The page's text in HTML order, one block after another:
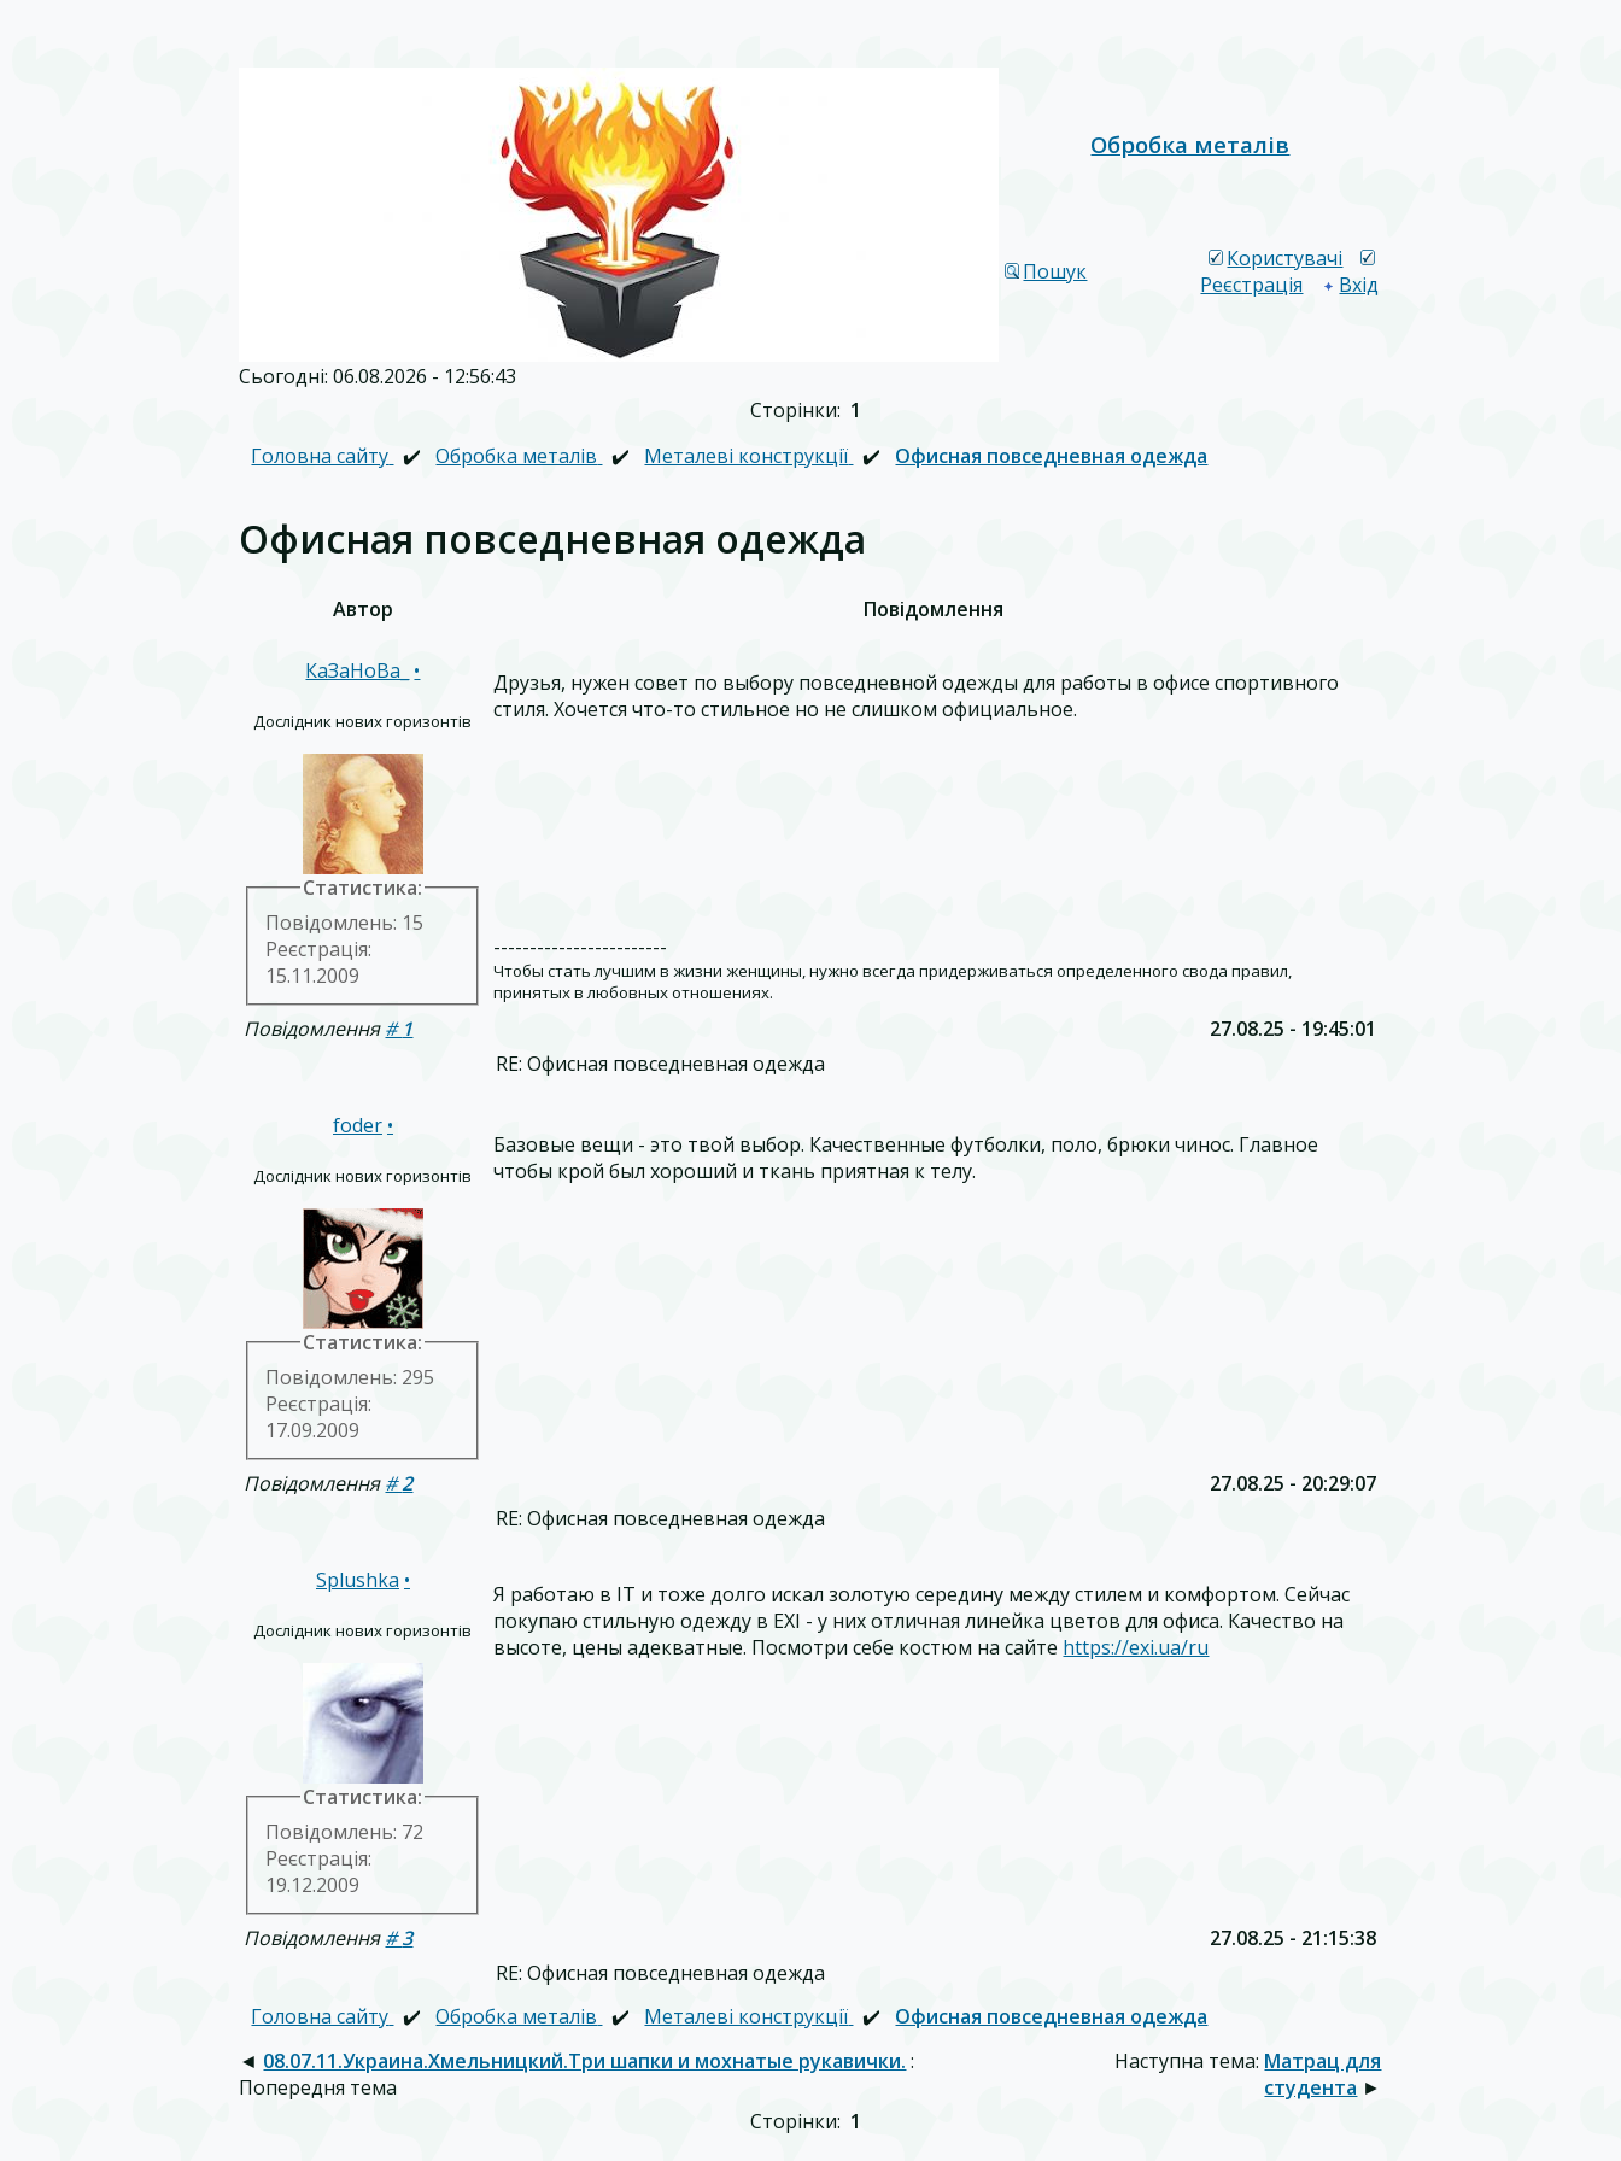
Обробка металів
Пошук
Користувачі
Реєстрація
Вхід
Сьогодні: 06.08.2026 - 12:56:43
Сторінки: 1
Головна сайту ✔️Обробка металів ✔️ Металеві конструкції ✔️ Офисная повседневная одежда
Офисная повседневная одежда
Автор Повідомлення
КаЗаНоВа_ •
Дослідник нових горизонтів
Статистика:
Повідомлень: 15
Реєстрація:
15.11.2009
Друзья, нужен совет по выбору повседневной одежды для работы в офисе спортивного
стиля. Хочется что-то стильное но не слишком официальное.
------------------------
Чтобы стать лучшим в жизни женщины, нужно всегда придерживаться определенного свода правил,
принятых в любовных отношениях.
Повідомлення# 1
27.08.25 - 19:45:01
RE: Офисная повседневная одежда
foder •
Дослідник нових горизонтів
Статистика:
Повідомлень: 295
Реєстрація:
17.09.2009
Базовые вещи - это твой выбор. Качественные футболки, поло, брюки чинос. Главное
чтобы крой был хороший и ткань приятная к телу.
Повідомлення#2
27.08.25 - 20:29:07
RE: Офисная повседневная одежда
Splushka •
Дослідник нових горизонтів
Статистика:
Повідомлень: 72
Реєстрація:
19.12.2009
Я работаю в IT и тоже долго искал золотую середину между стилем и комфортом. Сейчас
покупаю стильную одежду в EXI - у них отличная линейка цветов для офиса. Качество на
высоте, цены адекватные. Посмотри себе костюм на сайте https://exi.ua/ru
Повідомлення#3
27.08.25 - 21:15:38
RE: Офисная повседневная одежда
Головна сайту ✔️Обробка металів ✔️ Металеві конструкції ✔️ Офисная повседневная одежда
◄ 08.07.11.Украина.Хмельницкий.Три шапки и мохнатые рукавички. :
Попередня тема
Наступна тема: Матрац для
студента ►
Сторінки: 1